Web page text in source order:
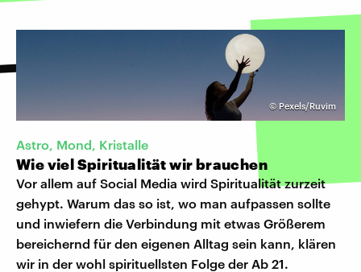
© Pexels/Ruvim
Astro, Mond, Kristalle
Wie viel Spiritualität wir brauchen
Vor allem auf Social Media wird Spiritualität zurzeit
gehypt. Warum das so ist, wo man aufpassen sollte
und inwiefern die Verbindung mit etwas Größerem
bereichernd für den eigenen Alltag sein kann, klären
wir in der wohl spirituellsten Folge der Ab 21.